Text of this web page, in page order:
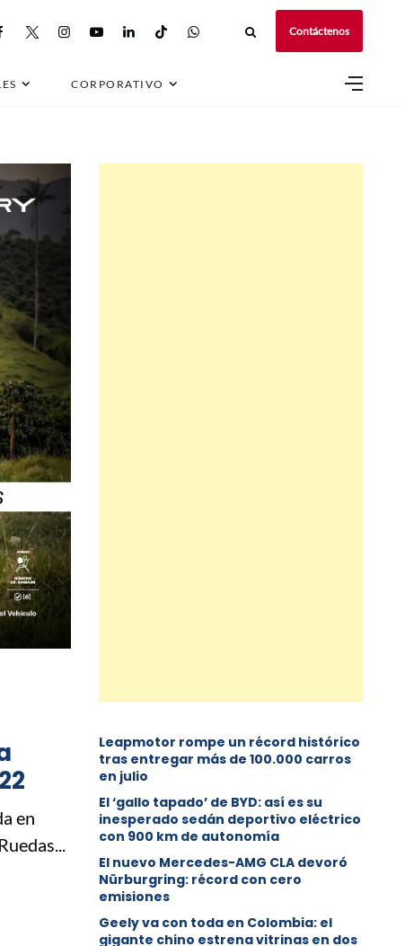
Contáctenos
CORPORATIVO
en
Leapmotor rompe un récord histórico
tras entregar más de 100.000 carros
en julio
El ‘gallo tapado’ de BYD: así es su
inesperado sedán deportivo eléctrico
con 900 km de autonomía
El nuevo Mercedes-AMG CLA devoró
Nürburgring: récord con cero
emisiones
Geely va con toda en Colombia: el
gigante chino estrena vitrinas en dos